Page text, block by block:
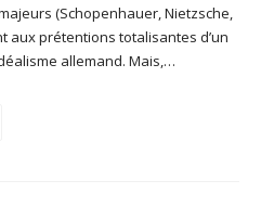
(Schopenhauer, Nietzsche,
aux prétentions totalisantes d’un
allemand. Mais,…